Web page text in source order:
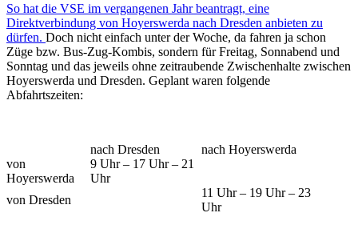
So hat die VSE im vergangenen Jahr beantragt, eine
Direktverbindung von Hoyerswerda nach Dresden anbieten zu
dürfen. Doch nicht einfach unter der Woche, da fahren ja schon
Züge bzw. Bus-Zug-Kombis, sondern für Freitag, Sonnabend und
Sonntag und das jeweils ohne zeitraubende Zwischenhalte zwischen
Hoyerswerda und Dresden. Geplant waren folgende
Abfahrtszeiten:
nach Dresden
nach Hoyerswerda
von
Hoyerswerda
9 Uhr – 17 Uhr – 21
Uhr
von Dresden
11 Uhr – 19 Uhr – 23
Uhr